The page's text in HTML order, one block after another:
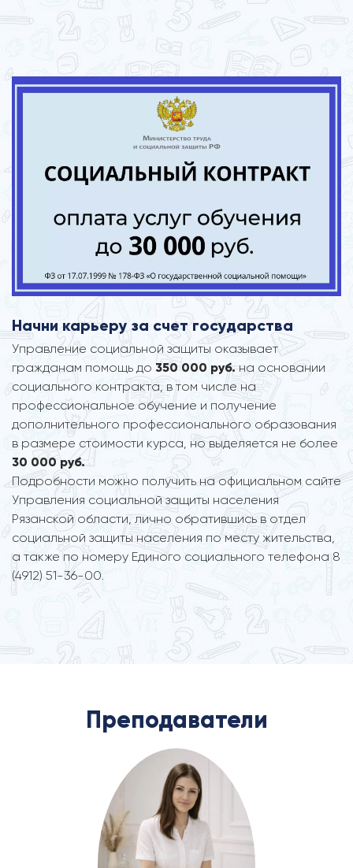
Начни карьеру за счет государства
Управление социальной защиты оказывает
гражданам помощь до 350 000 руб. на основании
социального контракта, в том числе на
профессиональное обучение и получение
дополнительного профессионального образования
в размере стоимости курса, но выделяется не более
30 000 руб.
Подробности можно получить на официальном сайте
Управления социальной защиты населения
Рязанской области, лично обратившись в отдел
социальной защиты населения по месту жительства,
а также по номеру Единого социального телефона 8
(4912) 51-36-00.
Преподаватели